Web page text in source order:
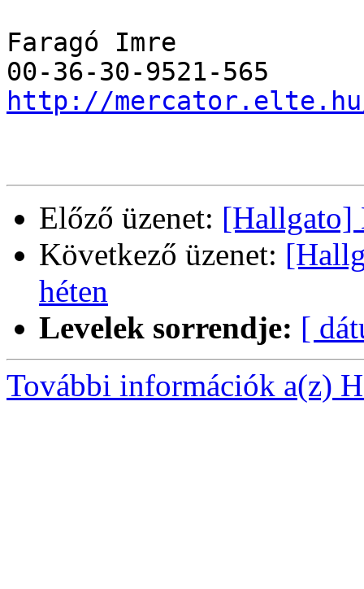
Faragó Imre
http://
Előző üzenet: [Hallgato]
Következő üzenet:
héten
Levelek sorrendje: [
További információk a(z)